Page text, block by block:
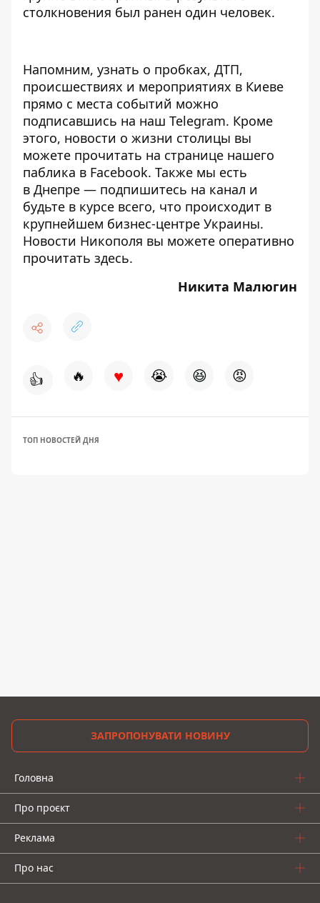
столкновения был ранен один человек.
Напомним, узнать о пробках, ДТП,
происшествиях и мероприятиях в Киеве
прямо с места событий можно
подписавшись на наш Telegram. Кроме
этого, новости о жизни столицы вы
можете прочитать на странице нашего
паблика в Facebook. Также мы есть
в Днепре — подпишитесь на канал и
будьте в курсе всего, что происходит в
крупнейшем бизнес-центре Украины.
Новости Никополя вы можете оперативно
прочитать здесь.
Никита Малюгин
👍 🔥 ♥ 😭 😆 😡
ТОП НОВОСТЕЙ ДНЯ
ЗАПРОПОНУВАТИ НОВИНУ
Головна
Про проєкт
Реклама
Про нас